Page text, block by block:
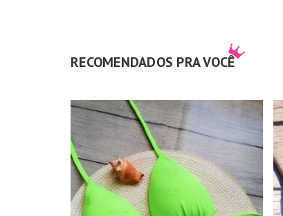
RECOMENDADOS PRA VOCÊ